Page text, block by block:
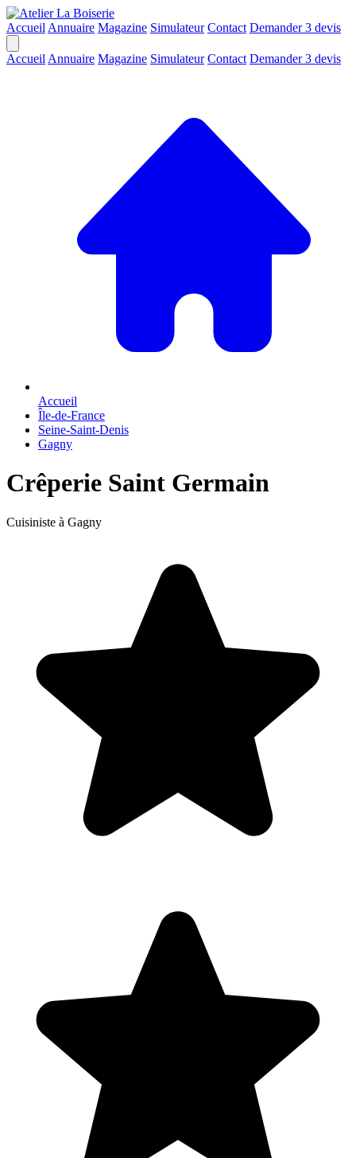
Accueil Annuaire Magazine Simulateur Contact Demander 3 devis
Accueil Annuaire Magazine Simulateur Contact Demander 3 devis
Accueil
Île-de-France
Seine-Saint-Denis
Gagny
Crêperie Saint Germain
Cuisiniste à Gagny